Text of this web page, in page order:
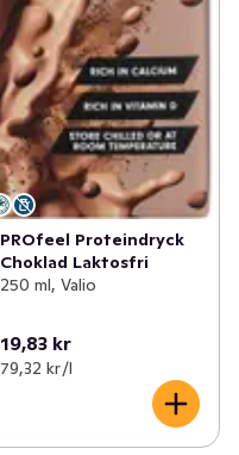
PROfeel Proteindryck
Choklad Laktosfri
250 ml, Valio
19,83 kr
79,32 kr /l